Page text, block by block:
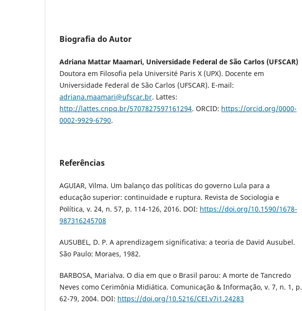
Biografia do Autor
Adriana Mattar Maamari, Universidade Federal de São Carlos (UFSCAR)
Doutora em Filosofia pela Université Paris X (UPX). Docente em
Universidade Federal de São Carlos (UFSCAR). E-mail:
adriana.maamari@ufscar.br. Lattes:
http://lattes.cnpq.br/5707827597161294. ORCID: https://orcid.org/0000-
0002-9929-6790.
Referências
AGUIAR, Vilma. Um balanço das políticas do governo Lula para a
educação superior: continuidade e ruptura. Revista de Sociologia e
Política, v. 24, n. 57, p. 114-126, 2016. DOI: https://doi.org/10.1590/1678-
987316245708
AUSUBEL, D. P. A aprendizagem significativa: a teoria de David Ausubel.
São Paulo: Moraes, 1982.
BARBOSA, Marialva. O dia em que o Brasil parou: A morte de Tancredo
Neves como Cerimônia Midiática. Comunicação & Informação, v. 7, n. 1, p.
62-79, 2004. DOI: https://doi.org/10.5216/CEI.v7i1.24283